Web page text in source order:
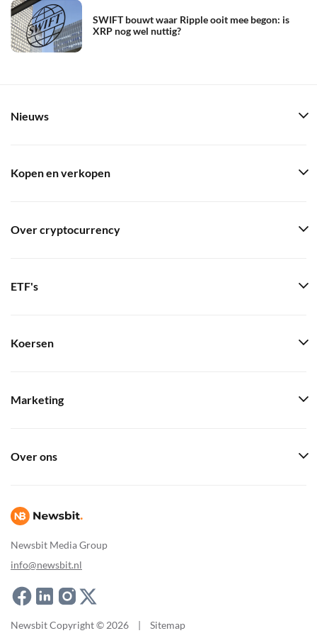
SWIFT bouwt waar Ripple ooit mee begon: is
XRP nog wel nuttig?
Newsbit Media Group
info@newsbit.nl
Nieuws
Kopen en verkopen
Over cryptocurrency
ETF's
Koersen
Marketing
Over ons
Newsbit Copyright © 2026 | Sitemap